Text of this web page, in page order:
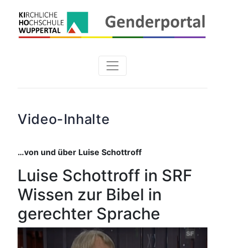
Video-Inhalte
…von und über Luise Schottroff
Luise Schottroff in SRF
Wissen zur Bibel in
gerechter Sprache